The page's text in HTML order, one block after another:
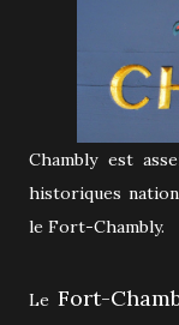
Chambly est
historiques
le Fort-Chambly.
LeFort-